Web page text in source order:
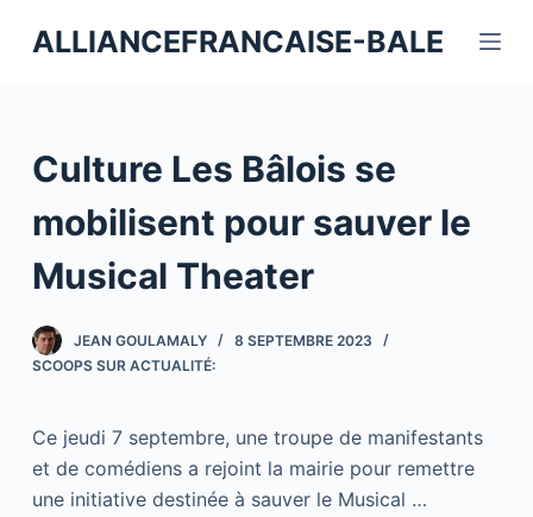
a
a
n
n
u
ALLIANCEFRANCAISE-BALE
Culture Les Bâlois se
mobilisent pour sauver le
Musical Theater
JEAN GOULAMALY
8 SEPTEMBRE 2023
SCOOPS SUR ACTUALITÉ:
Ce jeudi 7 septembre, une troupe de manifestants
et de comédiens a rejoint la mairie pour remettre
une initiative destinée à sauver le Musical …